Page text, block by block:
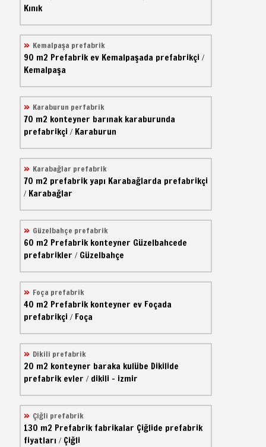
Kınık
Kemalpaşa prefabrik
90 m2 Prefabrik ev Kemalpaşada prefabrikçi /
Kemalpaşa
Karaburun perfabrik
70 m2 konteyner barınak karaburunda
prefabrikçi / Karaburun
Karabağlar prefabrik
70 m2 prefabrik yapı Karabağlarda prefabrikçi
/ Karabağlar
Güzelbahçe prefabrik
60 m2 Prefabrik konteyner Güzelbahcede
prefabrikler / Güzelbahçe
Foça prefabrik
40 m2 Prefabrik konteyner ev Foçada
prefabrikçi / Foça
Dikili prefabrik
20 m2 konteyner baraka kulübe Dikilide
prefabrik evler / dikili - izmir
Çiğli prefabrik
130 m2 Prefabrik fabrikalar Çiğlide prefabrik
fiyatları / Çiğli